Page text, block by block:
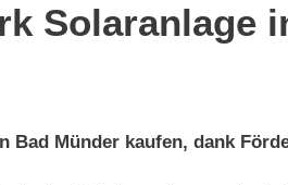
Solaranlage
Bad Münder kaufen, dank